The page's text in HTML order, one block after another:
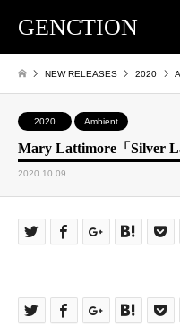
GENCTION
NEW RELEASES 2020
2020 Ambient
Mary Lattimore「Silver
2020.10.09